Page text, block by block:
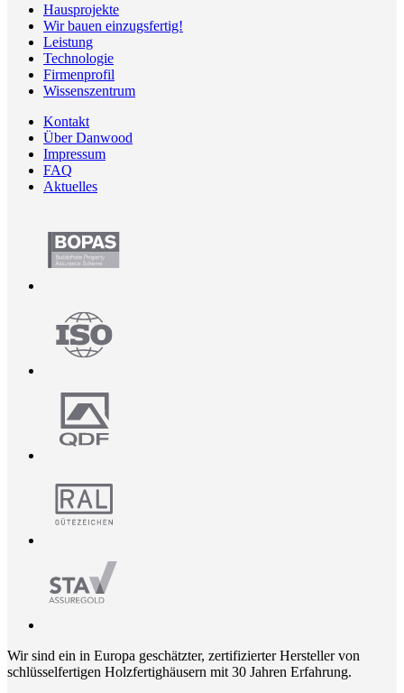
Hausprojekte
Wir bauen einzugsfertig!
Leistung
Technologie
Firmenprofil
Wissenszentrum
Kontakt
Über Danwood
Impressum
FAQ
Aktuelles
Wir sind ein in Europa geschätzter, zertifizierter Hersteller von
schlüsselfertigen Holzfertighäusern mit 30 Jahren Erfahrung.